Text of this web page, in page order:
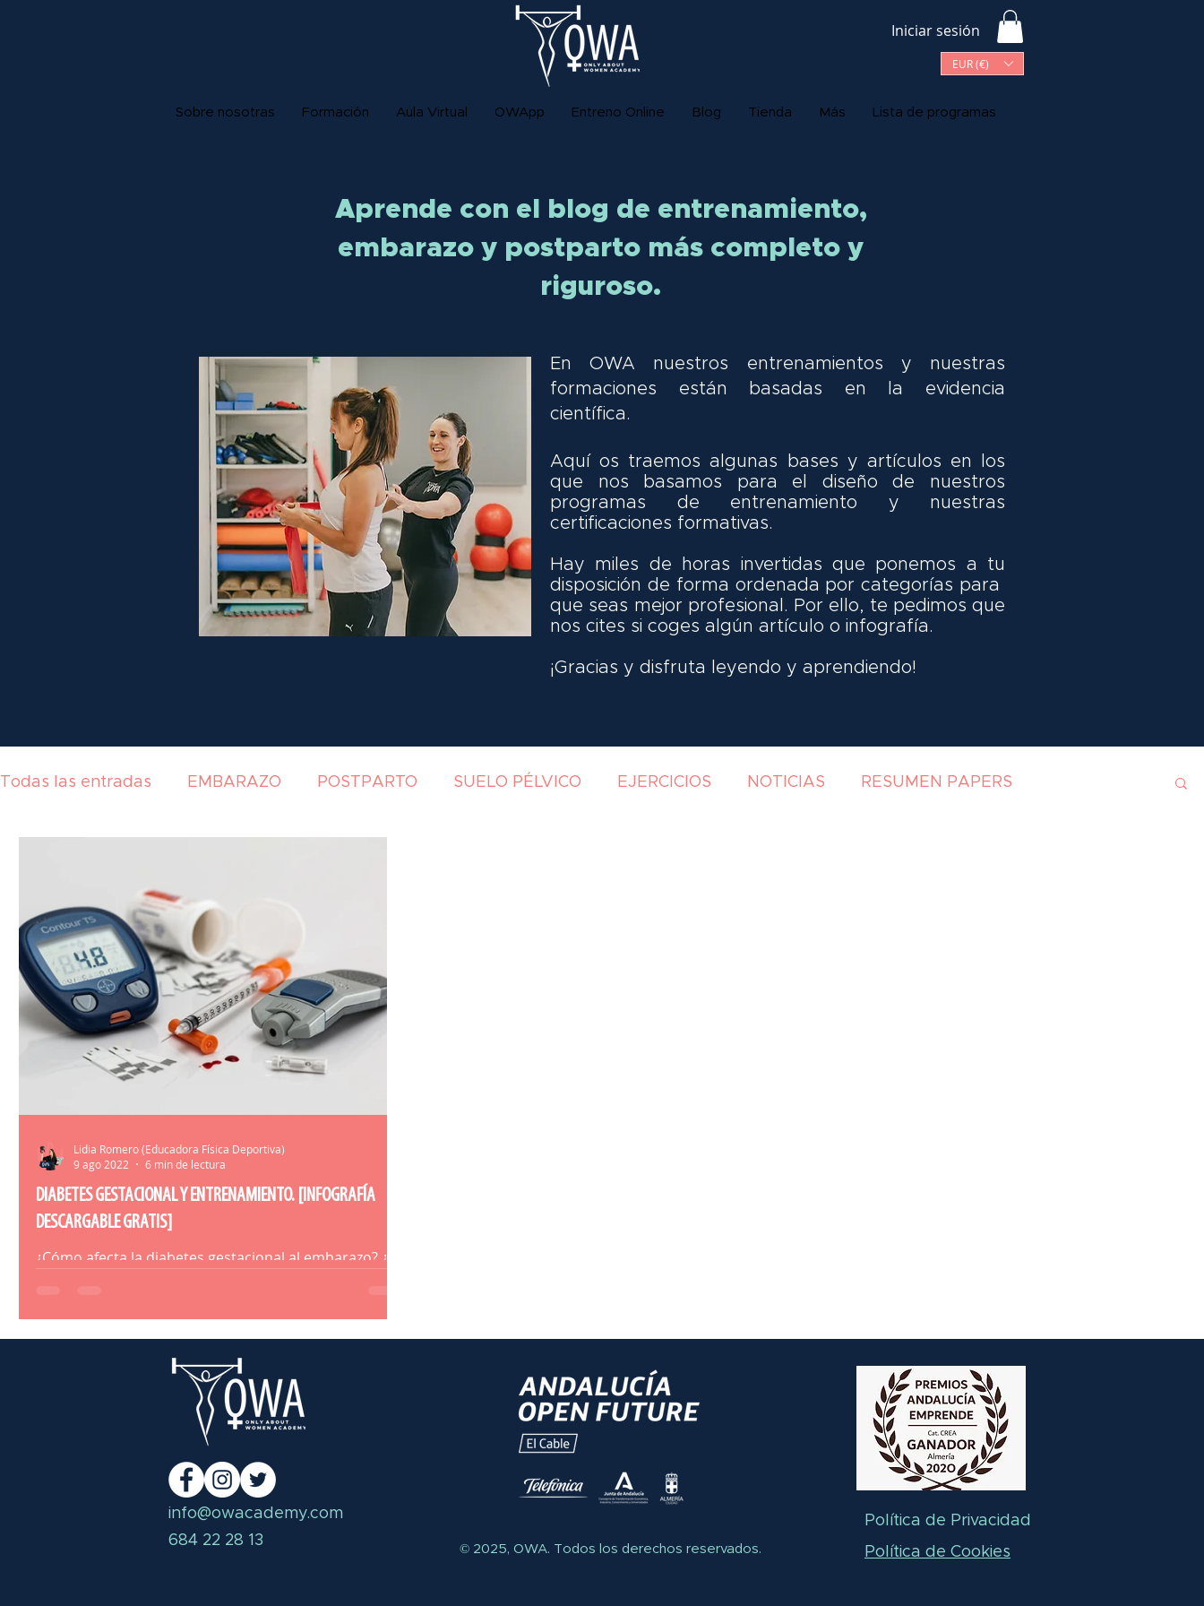
Iniciar sesión
EUR (€)
Sobre nosotras Formación Aula Virtual OWApp Entreno Online Blog Tienda Más Lista de programas
Aprende con el blog de entrenamiento,
embarazo y postparto más completo y
riguroso.
En OWA nuestros entrenamientos y nuestras
formaciones están basadas en la evidencia
científica.
Aquí os traemos algunas bases y artículos en los
que nos basamos para el diseño de nuestros
programas de entrenamiento y nuestras
certificaciones formativas.
Hay miles de horas invertidas que ponemos a tu
disposición de forma ordenada por categorías para
que seas mejor profesional. Por ello, te pedimos que
nos cites si coges algún artículo o infografía.
¡Gracias y disfruta leyendo y aprendiendo!
Todas las entradas EMBARAZO POSTPARTO SUELO PÉLVICO EJERCICIOS NOTICIAS RESUMEN PAPERS
DIABETES GESTACIONAL Y ENTRENAMIENTO. [INFOGRAFÍA
DESCARGABLE GRATIS]
¿Cómo afecta la diabetes gestacional al embarazo? ¿y
Lidia Romero (Educadora Física Deportiva)
9 ago 2022
6 min de lectura
info@owacademy.com
684 22 28 13
© 2025, OWA. Todos los derechos reservados.
Política de Privacidad
Política de Cookies